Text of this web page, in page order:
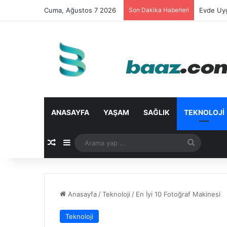
Cuma, Ağustos 7 2026 Son Dakika Haberleri Evde
ANASAYFA YAŞAM SAĞLIK TEKNOLOJI
Rastgele Makale
Kenar Bölmesi
yap
Anasayfa /Teknoloji / En İyi 10 Fotoğraf Makinesi
Teknoloji